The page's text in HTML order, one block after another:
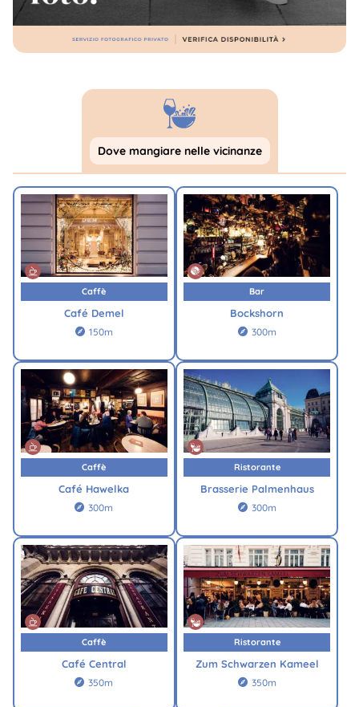
Dove mangiare nelle vicinanze
Caffè
Café Demel
 150m
Bar
Bockshorn
 300m
Caffè
Café Hawelka
 300m
Ristorante
Brasserie Palmenhaus
 300m
Caffè
Café Central
 350m
Ristorante
Zum Schwarzen Kameel
 350m